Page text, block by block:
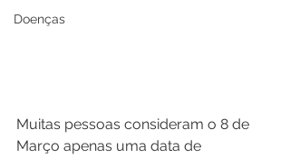
Doenças
Muitas pessoas consideram o 8 de
Março apenas uma data de